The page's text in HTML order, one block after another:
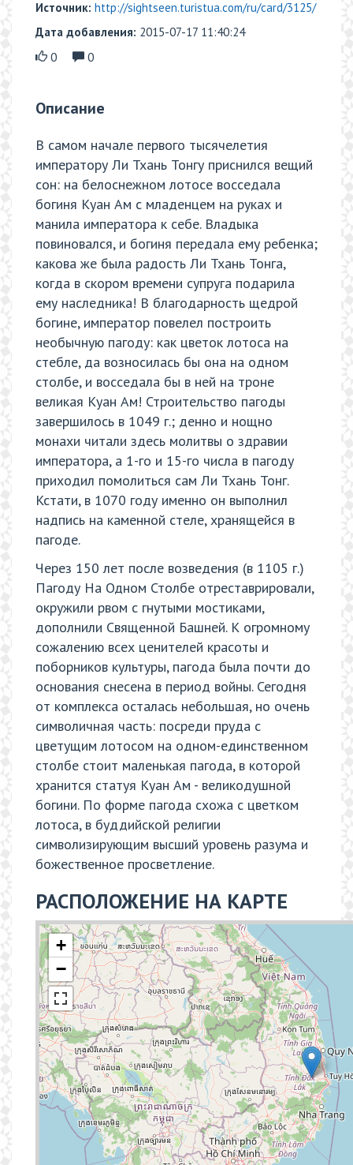
Источник: http://sightseen.turistua.com/ru/card/3125/
Дата добавления: 2015-07-17 11:40:24
0
0
Описание
В самом начале первого тысячелетия
императору Ли Тхань Тонгу приснился вещий
сон: на белоснежном лотосе восседала
богиня Куан Ам с младенцем на руках и
манила императора к себе. Владыка
повиновался, и богиня передала ему ребенка;
какова же была радость Ли Тхань Тонга,
когда в скором времени супруга подарила
ему наследника! В благодарность щедрой
богине, император повелел построить
необычную пагоду: как цветок лотоса на
стебле, да возносилась бы она на одном
столбе, и восседала бы в ней на троне
великая Куан Ам! Строительство пагоды
завершилось в 1049 г.; денно и нощно
монахи читали здесь молитвы о здравии
императора, а 1-го и 15-го числа в пагоду
приходил помолиться сам Ли Тхань Тонг.
Кстати, в 1070 году именно он выполнил
надпись на каменной стеле, хранящейся в
пагоде.
Через 150 лет после возведения (в 1105 г.)
Пагоду На Одном Столбе отреставрировали,
окружили рвом с гнутыми мостиками,
дополнили Священной Башней. К огромному
сожалению всех ценителей красоты и
поборников культуры, пагода была почти до
основания снесена в период войны. Сегодня
от комплекса осталась небольшая, но очень
символичная часть: посреди пруда с
цветущим лотосом на одном-единственном
столбе стоит маленькая пагода, в которой
хранится статуя Куан Ам - великодушной
богини. По форме пагода схожа с цветком
лотоса, в буддийской религии
символизирующим высший уровень разума и
божественное просветление.
РАСПОЛОЖЕНИЕ НА КАРТЕ
+
−